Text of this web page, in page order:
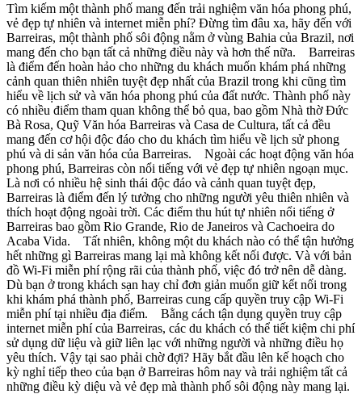
Tìm kiếm một thành phố mang đến trải nghiệm văn hóa phong phú,
vẻ đẹp tự nhiên và internet miễn phí? Đừng tìm đâu xa, hãy đến với
Barreiras, một thành phố sôi động nằm ở vùng Bahia của Brazil, nơi
mang đến cho bạn tất cả những điều này và hơn thế nữa. Barreiras
là điểm đến hoàn hảo cho những du khách muốn khám phá những
cảnh quan thiên nhiên tuyệt đẹp nhất của Brazil trong khi cũng tìm
hiểu về lịch sử và văn hóa phong phú của đất nước. Thành phố này
có nhiều điểm tham quan không thể bỏ qua, bao gồm Nhà thờ Đức
Bà Rosa, Quỹ Văn hóa Barreiras và Casa de Cultura, tất cả đều
mang đến cơ hội độc đáo cho du khách tìm hiểu về lịch sử phong
phú và di sản văn hóa của Barreiras. Ngoài các hoạt động văn hóa
phong phú, Barreiras còn nổi tiếng với vẻ đẹp tự nhiên ngoạn mục.
Là nơi có nhiều hệ sinh thái độc đáo và cảnh quan tuyệt đẹp,
Barreiras là điểm đến lý tưởng cho những người yêu thiên nhiên và
thích hoạt động ngoài trời. Các điểm thu hút tự nhiên nổi tiếng ở
Barreiras bao gồm Rio Grande, Rio de Janeiros và Cachoeira do
Acaba Vida. Tất nhiên, không một du khách nào có thể tận hưởng
hết những gì Barreiras mang lại mà không kết nối được. Và với bản
đồ Wi-Fi miễn phí rộng rãi của thành phố, việc đó trở nên dễ dàng.
Dù bạn ở trong khách sạn hay chỉ đơn giản muốn giữ kết nối trong
khi khám phá thành phố, Barreiras cung cấp quyền truy cập Wi-Fi
miễn phí tại nhiều địa điểm. Bằng cách tận dụng quyền truy cập
internet miễn phí của Barreiras, các du khách có thể tiết kiệm chi phí
sử dụng dữ liệu và giữ liên lạc với những người và những điều họ
yêu thích. Vậy tại sao phải chờ đợi? Hãy bắt đầu lên kế hoạch cho
kỳ nghỉ tiếp theo của bạn ở Barreiras hôm nay và trải nghiệm tất cả
những điều kỳ diệu và vẻ đẹp mà thành phố sôi động này mang lại.